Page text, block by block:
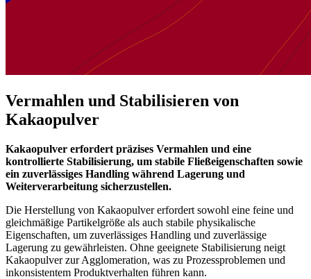
Vermahlen und Stabilisieren von
Kakaopulver
Kakaopulver erfordert präzises Vermahlen und eine
kontrollierte Stabilisierung, um stabile Fließeigenschaften sowie
ein zuverlässiges Handling während Lagerung und
Weiterverarbeitung sicherzustellen.
Die Herstellung von Kakaopulver erfordert sowohl eine feine und
gleichmäßige Partikelgröße als auch stabile physikalische
Eigenschaften, um zuverlässiges Handling und zuverlässige
Lagerung zu gewährleisten. Ohne geeignete Stabilisierung neigt
Kakaopulver zur Agglomeration, was zu Prozessproblemen und
inkonsistentem Produktverhalten führen kann.